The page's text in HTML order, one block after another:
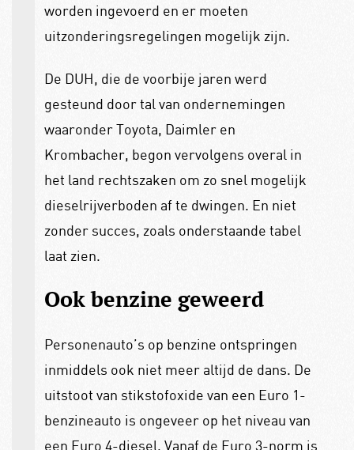
worden ingevoerd en er moeten
uitzonderingsregelingen mogelijk zijn.
De DUH, die de voorbije jaren werd
gesteund door tal van ondernemingen
waaronder Toyota, Daimler en
Krombacher, begon vervolgens overal in
het land rechtszaken om zo snel mogelijk
dieselrijverboden af te dwingen. En niet
zonder succes, zoals onderstaande tabel
laat zien.
Ook benzine geweerd
Personenauto’s op benzine ontspringen
inmiddels ook niet meer altijd de dans. De
uitstoot van stikstofoxide van een Euro 1-
benzineauto is ongeveer op het niveau van
een Euro 4-diesel. Vanaf de Euro 3-norm is